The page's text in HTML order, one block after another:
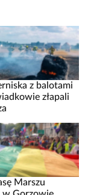
z balotami
złapali
Marszu